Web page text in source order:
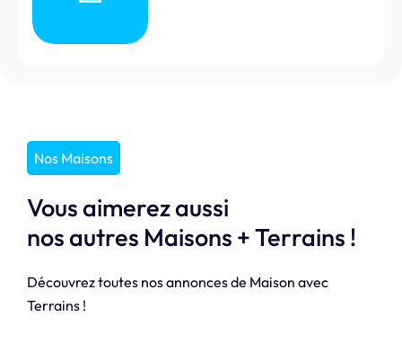
Nos Maisons
Vous aimerez aussi
nos autres Maisons + Terrains !
Découvrez toutes nos annonces de Maison avec
Terrains !